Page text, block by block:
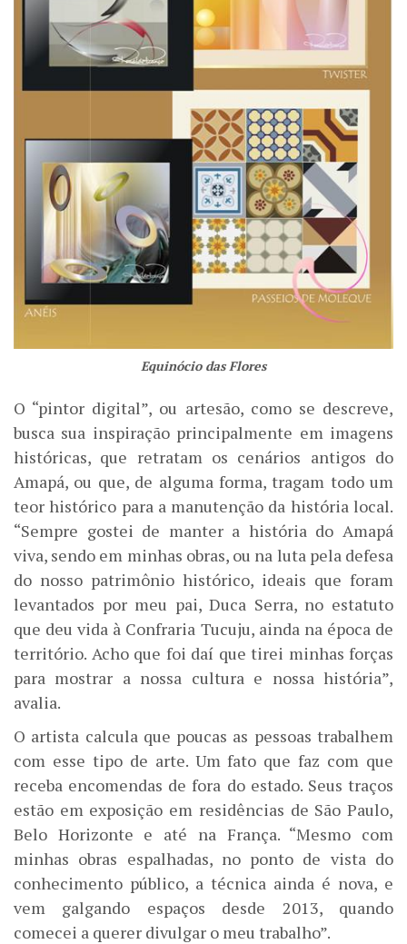
Equinócio das Flores
O “pintor digital”, ou artesão, como se descreve,
busca sua inspiração principalmente em imagens
históricas, que retratam os cenários antigos do
Amapá, ou que, de alguma forma, tragam todo um
teor histórico para a manutenção da história local.
“Sempre gostei de manter a história do Amapá
viva, sendo em minhas obras, ou na luta pela defesa
do nosso patrimônio histórico, ideais que foram
levantados por meu pai, Duca Serra, no estatuto
que deu vida à Confraria Tucuju, ainda na época de
território. Acho que foi daí que tirei minhas forças
para mostrar a nossa cultura e nossa história”,
avalia.
O artista calcula que poucas as pessoas trabalhem
com esse tipo de arte. Um fato que faz com que
receba encomendas de fora do estado. Seus traços
estão em exposição em residências de São Paulo,
Belo Horizonte e até na França. “Mesmo com
minhas obras espalhadas, no ponto de vista do
conhecimento público, a técnica ainda é nova, e
vem galgando espaços desde 2013, quando
comecei a querer divulgar o meu trabalho”.